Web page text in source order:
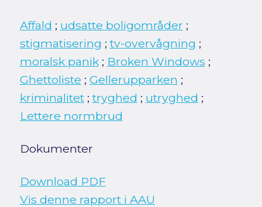
Affald ; udsatte boligområder ;
stigmatisering ;tv-overvågning ;
moralsk panik; Broken Windows ;
Ghettoliste ; Gellerupparken ;
kriminalitet;tryghed ; utryghed ;
Lettere normbrud
Dokumenter
Download PDF
Vis denne rapport i AAU